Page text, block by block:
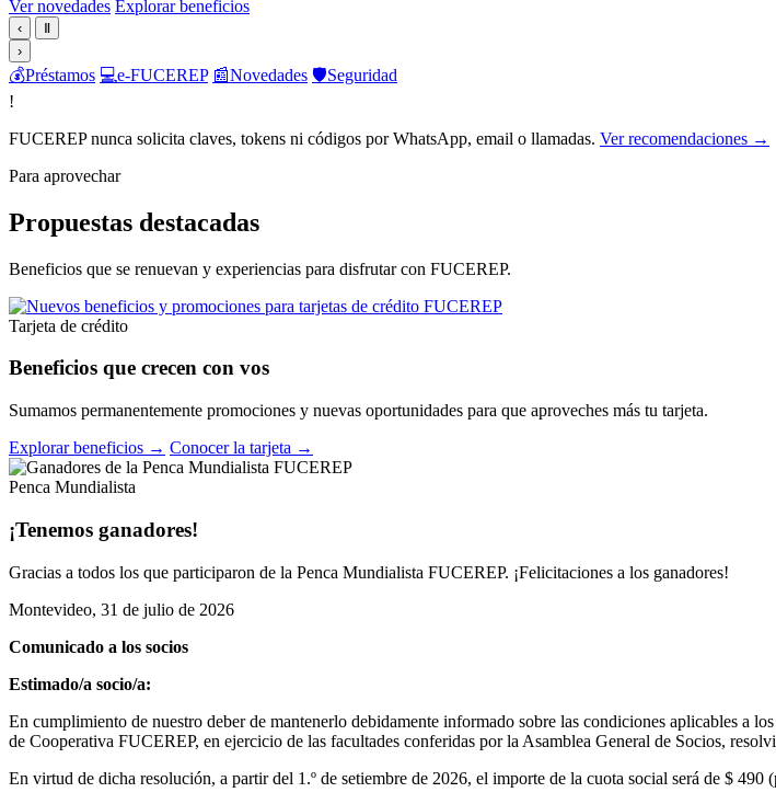
Ver novedades Explorar beneficios
‹
Ⅱ
›
💰Préstamos 💻e-FUCEREP 📰Novedades 🛡️Seguridad
!
FUCEREP nunca solicita claves, tokens ni códigos por WhatsApp, email o llamadas. Ver recomendaciones →
Para aprovechar
Propuestas destacadas
Beneficios que se renuevan y experiencias para disfrutar con FUCEREP.
Tarjeta de crédito
Beneficios que crecen con vos
Sumamos permanentemente promociones y nuevas oportunidades para que aproveches más tu tarjeta.
Explorar beneficios → Conocer la tarjeta →
Penca Mundialista
¡Tenemos ganadores!
Gracias a todos los que participaron de la Penca Mundialista FUCEREP. ¡Felicitaciones a los ganadores!
Montevideo, 31 de julio de 2026
Comunicado a los socios
Estimado/a socio/a:
En cumplimiento de nuestro deber de mantenerlo debidamente informado sobre las condiciones aplicables a
de Cooperativa FUCEREP, en ejercicio de las facultades conferidas por la Asamblea General de Socios,
En virtud de dicha resolución, a partir del 1.º de setiembre de 2026, el importe de la cuota social será de $ 490